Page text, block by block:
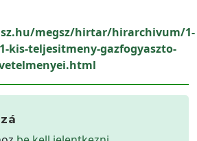
megsz/hirtar/hirarchivum/1-
kis-teljesitmeny-gazfogyaszto-